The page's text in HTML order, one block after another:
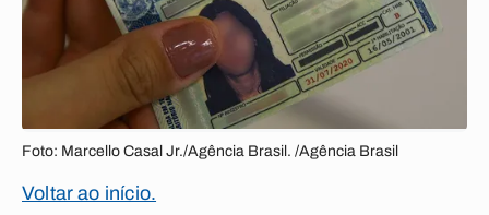
Foto: Marcello Casal Jr./Agência Brasil. /Agência Brasil
Voltar ao início.